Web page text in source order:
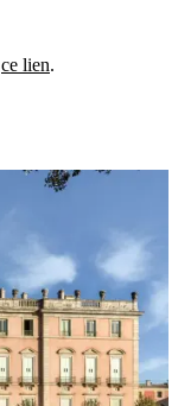
ce lien.